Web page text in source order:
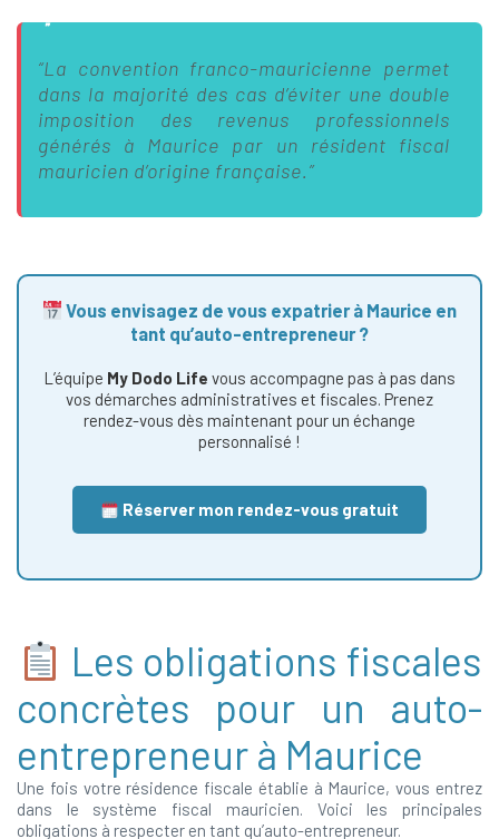
“La convention franco-mauricienne permet
dans la majorité des cas d’éviter une double
imposition des revenus professionnels
générés à Maurice par un résident fiscal
mauricien d’origine française.”
Vous envisagez de vous expatrier à Maurice en
tant qu’auto-entrepreneur ?
L’équipe My Dodo Life vous accompagne pas à pas dans
vos démarches administratives et fiscales. Prenez
rendez-vous dès maintenant pour un échange
personnalisé !
Réserver mon rendez-vous gratuit
Les obligations fiscales
concrètes pour un auto-
entrepreneur à Maurice
Une fois votre résidence fiscale établie à Maurice, vous entrez
dans le système fiscal mauricien. Voici les principales
obligations à respecter en tant qu’auto-entrepreneur.